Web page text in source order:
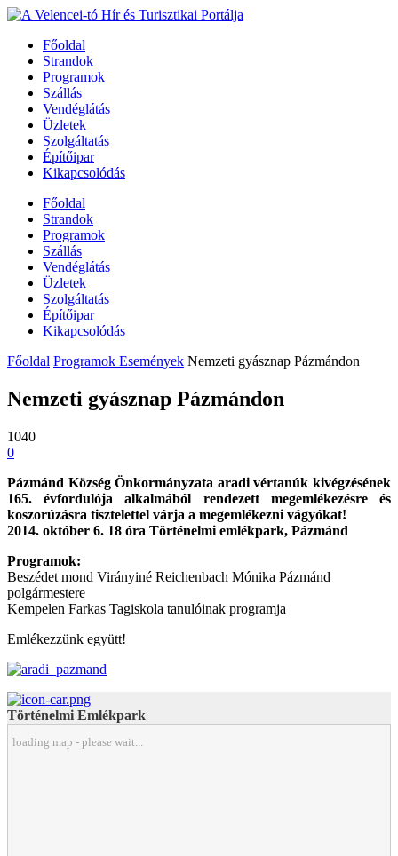
Főoldal
Strandok
Programok
Szállás
Vendéglátás
Üzletek
Szolgáltatás
Építőipar
Kikapcsolódás
Főoldal
Strandok
Programok
Szállás
Vendéglátás
Üzletek
Szolgáltatás
Építőipar
Kikapcsolódás
Főoldal Programok Események Nemzeti gyásznap Pázmándon
Nemzeti gyásznap Pázmándon
1040
0
Pázmánd Község Önkormányzata aradi vértanúk kivégzésének
165. évfordulója alkalmából rendezett megemlékezésre és
koszorúzásra tisztelettel várja a megemlékezni vágyókat!
2014. október 6. 18 óra Történelmi emlékpark, Pázmánd
Programok:
Beszédet mond Virányiné Reichenbach Mónika Pázmánd
polgármestere
Kempelen Farkas Tagiskola tanulóinak programja
Emlékezzünk együtt!
Történelmi Emlékpark
loading map - please wait...